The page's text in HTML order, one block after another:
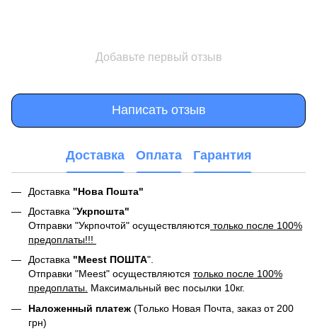
Добавьте первый отзыв
Написать отзыв
Доставка Оплата Гарантия
Доставка "Нова Пошта"
Доставка "Укрпошта"
Отправки "Укрпочтой" осуществляются только после 100%
предоплаты!!!
Доставка "Meest ПОШТА".
Отправки "Meest" осуществляются только после 100%
предоплаты. Максимальный вес посылки 10кг.
Наложенный платеж (Только Новая Почта, заказ от 200
грн)